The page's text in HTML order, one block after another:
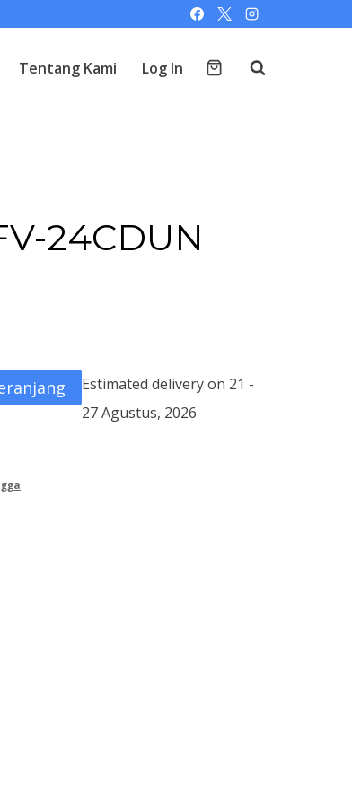
Tentang Kami Log In
24CDUN
Estimated delivery on 21 -
27 Agustus, 2026